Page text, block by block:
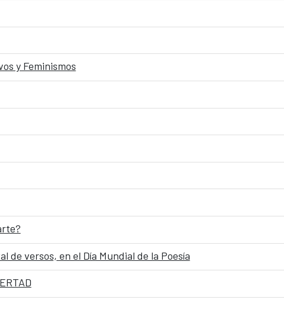
y Feminismos
de versos, en el Día Mundial de la Poesía